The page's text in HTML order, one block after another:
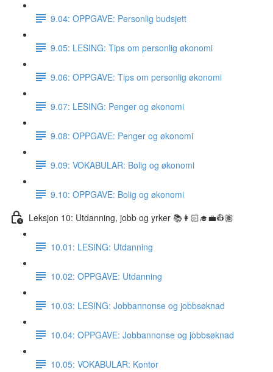
9.04: OPPGAVE: Personlig budsjett
9.05: LESING: Tips om personlig økonomi
9.06: OPPGAVE: Tips om personlig økonomi
9.07: LESING: Penger og økonomi
9.08: OPPGAVE: Penger og økonomi
9.09: VOKABULAR: Bolig og økonomi
9.10: OPPGAVE: Bolig og økonomi
Leksjon 10: Utdanning, jobb og yrker 📚👩🏻‍🎓💼👷🏽
10.01: LESING: Utdanning
10.02: OPPGAVE: Utdanning
10.03: LESING: Jobbannonse og jobbsøknad
10.04: OPPGAVE: Jobbannonse og jobbsøknad
10.05: VOKABULAR: Kontor